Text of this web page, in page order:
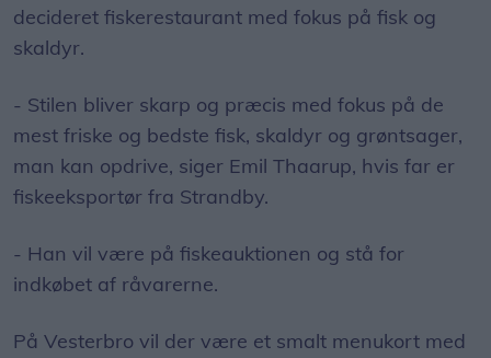
decideret fiskerestaurant med fokus på fisk og
skaldyr.
- Stilen bliver skarp og præcis med fokus på de
mest friske og bedste fisk, skaldyr og grøntsager,
man kan opdrive, siger Emil Thaarup, hvis far er
fiskeeksportør fra Strandby.
- Han vil være på fiskeauktionen og stå for
indkøbet af råvarerne.
På Vesterbro vil der være et smalt menukort med